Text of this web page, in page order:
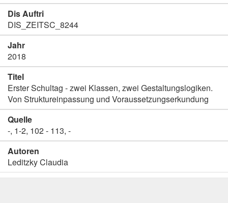
Dis Auftri
DIS_ZEITSC_8244
Jahr
2018
Titel
Erster Schultag - zwei Klassen, zwei Gestaltungslogiken.
Von Struktureinpassung und Voraussetzungserkundung
Quelle
-, 1-2, 102 - 113, -
Autoren
Leditzky Claudia